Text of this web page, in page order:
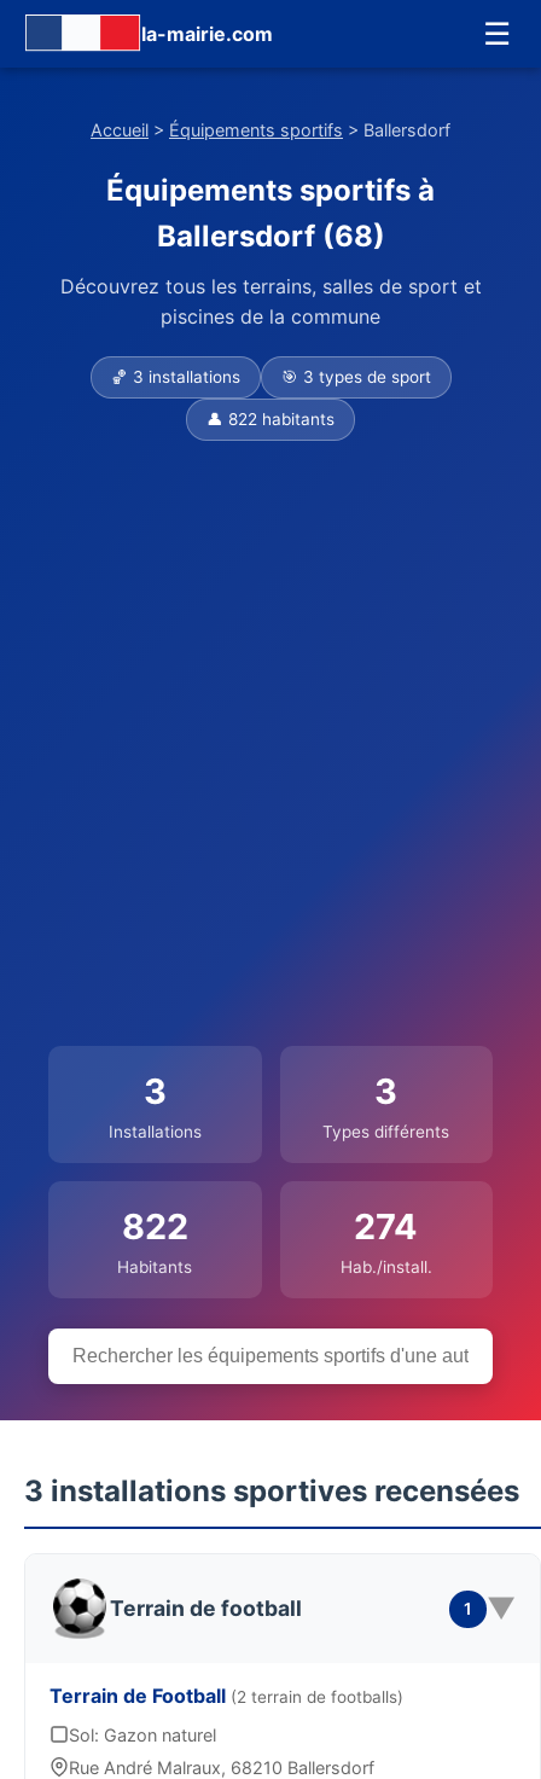
la-mairie.com ☰
Accueil > Équipements sportifs > Ballersdorf
Équipements sportifs à
Ballersdorf (68)
Découvrez tous les terrains, salles de sport et
piscines de la commune
🏀 3 installations 🎯 3 types de sport
👤 822 habitants
3
Installations
3
Types différents
822
Habitants
274
Hab./install.
3 installations sportives recensées
Terrain de football 1 ▼
Terrain de Football (2 terrain de footballs)
Sol: Gazon naturel
Rue André Malraux, 68210 Ballersdorf